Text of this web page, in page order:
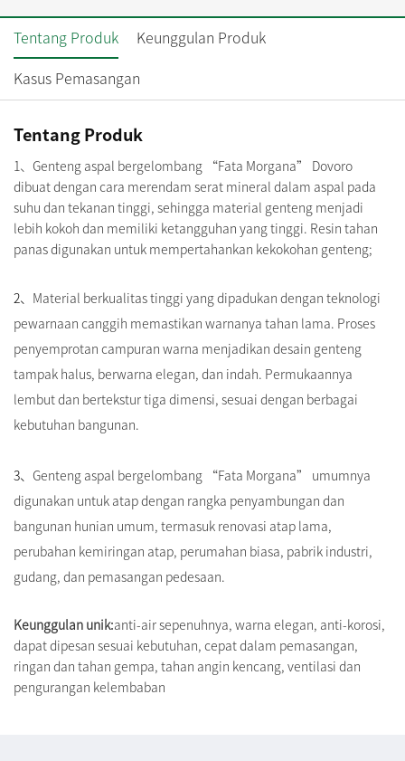
Tentang Produk Keunggulan Produk
Kasus Pemasangan
Tentang Produk
1、Genteng aspal bergelombang “Fata Morgana” Dovoro
dibuat dengan cara merendam serat mineral dalam aspal pada
suhu dan tekanan tinggi, sehingga material genteng menjadi
lebih kokoh dan memiliki ketangguhan yang tinggi. Resin tahan
panas digunakan untuk mempertahankan kekokohan genteng;
2、
Material berkualitas tinggi yang dipadukan dengan teknologi
pewarnaan canggih memastikan warnanya tahan lama. Proses
penyemprotan campuran warna menjadikan desain genteng
tampak halus, berwarna elegan, dan indah. Permukaannya
lembut dan bertekstur tiga dimensi, sesuai dengan berbagai
kebutuhan bangunan.
3、 Genteng aspal bergelombang “Fata Morgana” umumnya
digunakan untuk atap dengan rangka penyambungan dan
bangunan hunian umum, termasuk renovasi atap lama,
perubahan kemiringan atap, perumahan biasa, pabrik industri,
gudang, dan pemasangan pedesaan.
Keunggulan unik:anti-air sepenuhnya, warna elegan, anti-korosi,
dapat dipesan sesuai kebutuhan, cepat dalam pemasangan,
ringan dan tahan gempa, tahan angin kencang, ventilasi dan
pengurangan kelembaban